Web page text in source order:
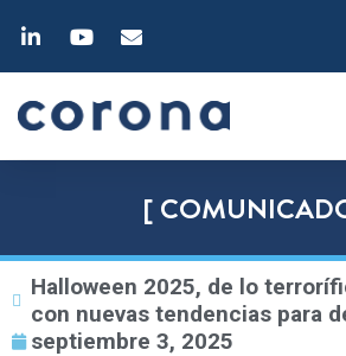
[
Halloween 2025, de lo
con nuevas tendencias para
septiembre 3, 2025